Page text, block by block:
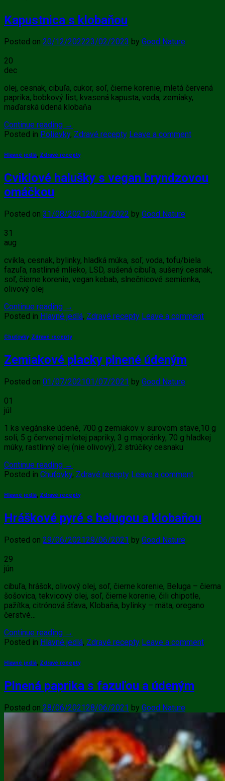
Kapustnica s klobaňou
Posted on 20/12/202223/02/2023 by Good Nature
20
dec
olej, cesnak, cibuľa, cukor, soľ, čierne korenie, mletá červená
paprika, bobkový list, kvasená kapusta, voda, zemiaky,
maďarská údená klobaňa
Continue reading →
Posted in Polievky, Zdravé recepty Leave a comment
Hlavné jedlá, Zdravé recepty
Cviklové halušky s vegan bryndzovou
omáčkou
Posted on 31/08/202120/12/2022 by Good Nature
31
aug
cvikla, cesnak, bylinky, hladká múka, soľ, voda, tofu/biela
fazuľa, rastlinné mlieko, LSD, sušená cibuľa, sušený cesnak,
soľ, čierne korenie, vegan kebab, slnečnicové semienka,
olivový olej
Continue reading →
Posted in Hlavné jedlá, Zdravé recepty Leave a comment
Chuťovky, Zdravé recepty
Zemiakové placky plnené údeným
Posted on 01/07/202101/07/2021 by Good Nature
01
júl
1 ks vegánske údené, 700 g zemiakov v surovom stave,10 g
soli, 5 g červenej mletej papriky, 3 g majoránky, 70 g hladkej
múky, rastlinný olej (nie olivový), 2 strúčiky cesnaku
Continue reading →
Posted in Chuťovky, Zdravé recepty Leave a comment
Hlavné jedlá, Zdravé recepty
Hráškové pyré s belugou a klobaňou
Posted on 29/06/202129/06/2021 by Good Nature
29
jún
cibuľa, hrášok, olivový olej, soľ, čierne korenie, Beluga – čierna
šošovica, tekvicový olej, soľ, čierne korenie, čili chipotle,
pažítka, citrónová šťava, Klobaňa, bylinky – mäta, oregano
čerstvé…
Continue reading →
Posted in Hlavné jedlá, Zdravé recepty Leave a comment
Hlavné jedlá, Zdravé recepty
Plnená paprika s fazuľou a údeným
Posted on 28/06/202128/06/2021 by Good Nature